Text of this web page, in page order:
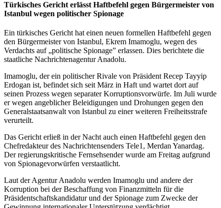
Türkisches Gericht erlässt Haftbefehl gegen Bürgermeister von
Istanbul wegen politischer Spionage
Ein türkisches Gericht hat einen neuen formellen Haftbefehl gegen
den Bürgermeister von Istanbul, Ekrem Imamoglu, wegen des
Verdachts auf „politische Spionage” erlassen. Dies berichtete die
staatliche Nachrichtenagentur Anadolu.
Imamoglu, der ein politischer Rivale von Präsident Recep Tayyip
Erdogan ist, befindet sich seit März in Haft und wartet dort auf
seinen Prozess wegen separater Korruptionsvorwürfe. Im Juli wurde
er wegen angeblicher Beleidigungen und Drohungen gegen den
Generalstaatsanwalt von Istanbul zu einer weiteren Freiheitsstrafe
verurteilt.
Das Gericht erließ in der Nacht auch einen Haftbefehl gegen den
Chefredakteur des Nachrichtensenders Tele1, Merdan Yanardag.
Der regierungskritische Fernsehsender wurde am Freitag aufgrund
von Spionagevorwürfen verstaatlicht.
Laut der Agentur Anadolu werden Imamoglu und andere der
Korruption bei der Beschaffung von Finanzmitteln für die
Präsidentschaftskandidatur und der Spionage zum Zwecke der